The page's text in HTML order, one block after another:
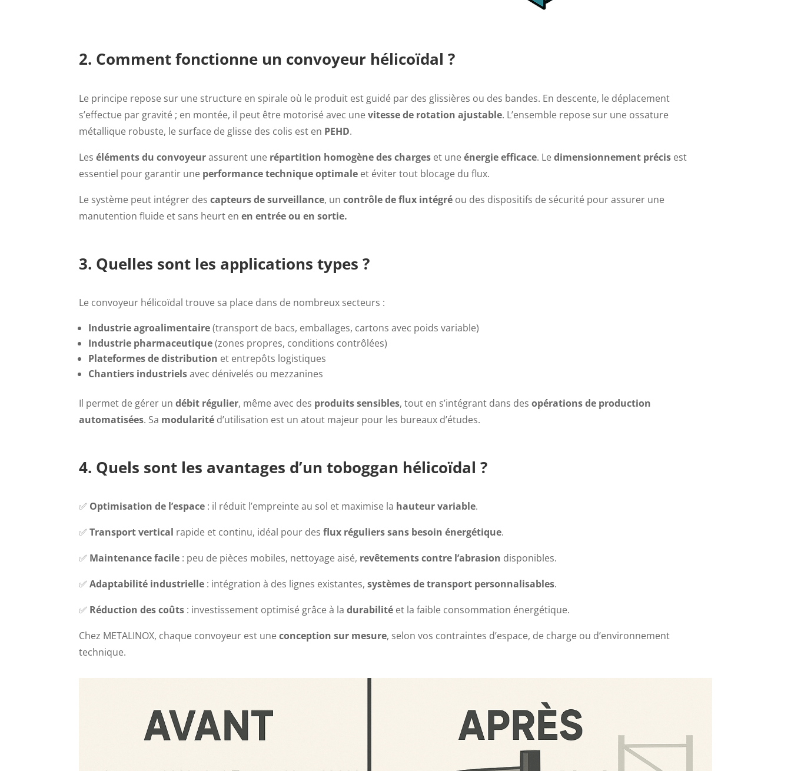
2. Comment fonctionne un convoyeur hélicoïdal ?
Le principe repose sur une structure en spirale où le produit est guidé par des glissières ou des bandes. En descente, le déplacement
s’effectue par gravité ; en montée, il peut être motorisé avec unevitesse de rotation ajustable. L’ensemble repose sur une ossature
métallique robuste, le surface de glisse des colis est en PEHD.
Leséléments du convoyeurassurent une répartition homogène des charges et uneénergie efficace. Ledimensionnement précis est
essentiel pour garantir une performance technique optimale et éviter tout blocage du flux.
Le système peut intégrer descapteurs de surveillance, uncontrôle de flux intégré ou des dispositifs de sécurité pour assurer une
manutention fluide et sans heurt enen entrée ou en sortie.
3. Quelles sont les applications types ?
Le convoyeur hélicoïdal trouve sa place dans de nombreux secteurs :
Industrie agroalimentaire(transport de bacs, emballages, cartons avec poids variable)
Industrie pharmaceutique(zones propres, conditions contrôlées)
Plateformes de distribution et entrepôts logistiques
Chantiers industrielsavec dénivelés ou mezzanines
Il permet de gérer undébit régulier, même avec des produits sensibles, tout en s’intégrant dans desopérations de production
automatisées. Sa modularité d’utilisation est un atout majeur pour les bureaux d’études.
4. Quels sont les avantages d’un toboggan hélicoïdal ?
✅ Optimisation de l’espace : il réduit l’empreinte au sol et maximise la hauteur variable.
✅Transport vertical rapide et continu, idéal pour desflux réguliers sans besoin énergétique.
✅ Maintenance facile : peu de pièces mobiles, nettoyage aisé, revêtements contre l’abrasion disponibles.
✅Adaptabilité industrielle : intégration à des lignes existantes,systèmes de transport personnalisables.
✅ Réduction des coûts : investissement optimisé grâce à ladurabilité et la faible consommation énergétique.
Chez METALINOX, chaque convoyeur est uneconception sur mesure, selon vos contraintes d’espace, de charge ou d’environnement
technique.